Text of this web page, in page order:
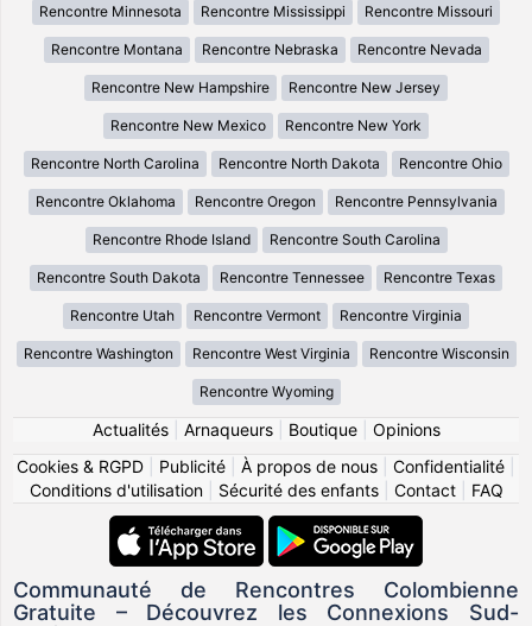
Rencontre Minnesota Rencontre Mississippi Rencontre Missouri
Rencontre Montana Rencontre Nebraska Rencontre Nevada
Rencontre New Hampshire Rencontre New Jersey
Rencontre New Mexico Rencontre New York
Rencontre North Carolina Rencontre North Dakota Rencontre Ohio
Rencontre Oklahoma Rencontre Oregon Rencontre Pennsylvania
Rencontre Rhode Island Rencontre South Carolina
Rencontre South Dakota Rencontre Tennessee Rencontre Texas
Rencontre Utah Rencontre Vermont Rencontre Virginia
Rencontre Washington Rencontre West Virginia Rencontre Wisconsin
Rencontre Wyoming
Actualités| Arnaqueurs| Boutique| Opinions
Cookies & RGPD
Publicité À propos de nous Confidentialité
Conditions d'utilisation| Sécurité des enfants| Contact| FAQ
Communauté de Rencontres Colombienne
Gratuite – Découvrez les Connexions Sud-